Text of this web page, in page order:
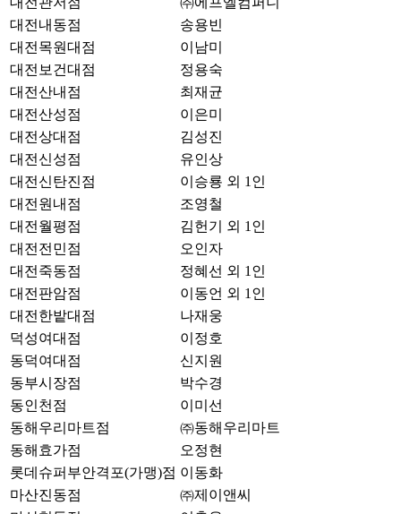
대전내동점
송용빈
대전목원대점
이남미
대전보건대점
정용숙
대전산내점
최재균
대전산성점
이은미
대전상대점
김성진
대전신성점
유인상
대전신탄진점
이승룡 외 1인
대전원내점
조영철
대전월평점
김헌기 외 1인
대전전민점
오인자
대전죽동점
정혜선 외 1인
대전판암점
이동언 외 1인
대전한밭대점
나재웅
덕성여대점
이정호
동덕여대점
신지원
동부시장점
박수경
동인천점
이미선
동해우리마트점
㈜동해우리마트
동해효가점
오정현
롯데슈퍼부안격포(가맹)점 이동화
마산진동점
㈜제이앤씨